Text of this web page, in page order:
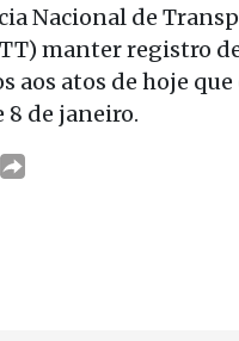
Nacional de
manter registro
aos atos de hoje
8 de janeiro.